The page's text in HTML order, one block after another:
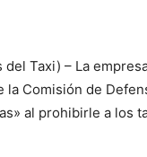
del Taxi) – La
la Comisión de
al prohibirle a los